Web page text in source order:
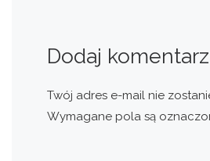
Dodaj komentarz
Twój adres e-mail nie
Wymagane pola są